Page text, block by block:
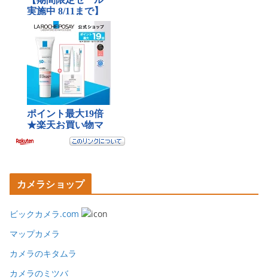
カメラショップ
ビックカメラ.com
マップカメラ
カメラのキタムラ
カメラのミツバ